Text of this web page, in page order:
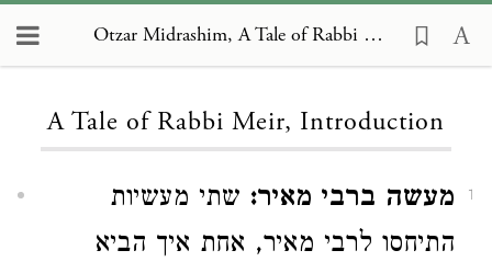
Otzar Midrashim, A Tale of Rabbi Meir, Introduction
A Tale of Rabbi Meir, Introduction
1 מעשה ברבי מאיר: שתי מעשיות
התיחסו לרבי מאיר, אחת איך הביא